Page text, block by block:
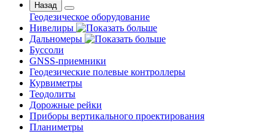
Назад
Геодезическое оборудование
Нивелиры
Дальномеры
Буссоли
GNSS-приемники
Геодезические полевые контроллеры
Курвиметры
Теодолиты
Дорожные рейки
Приборы вертикального проектирования
Планиметры